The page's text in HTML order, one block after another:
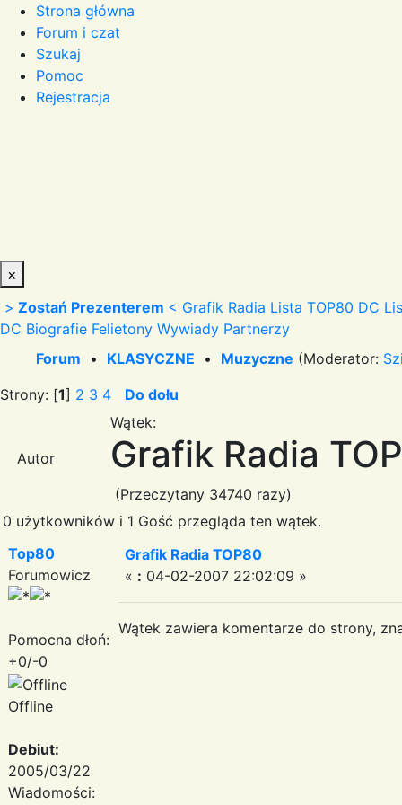
Strona główna
Forum i czat
Szukaj
Pomoc
Rejestracja
×
> Zostań Prezenterem < Grafik Radia Lista TOP80 DC
DC Biografie Felietony Wywiady Partnerzy
Forum • KLASYCZNE • Muzyczne (Moderator:
Strony: [1] 2 3 4 Do dołu
Autor
Wątek:
Grafik Radia
(Przeczytany 34740 razy)
0 użytkowników i 1 Gość przegląda ten wątek.
Top80
Forumowicz
Pomocna dłoń:
+0/-0
Offline
Debiut:
2005/03/22
Wiadomości:
Grafik Radia TOP80
« : 04-02-2007 22:02:09 »
Wątek zawiera komentarze do strony,